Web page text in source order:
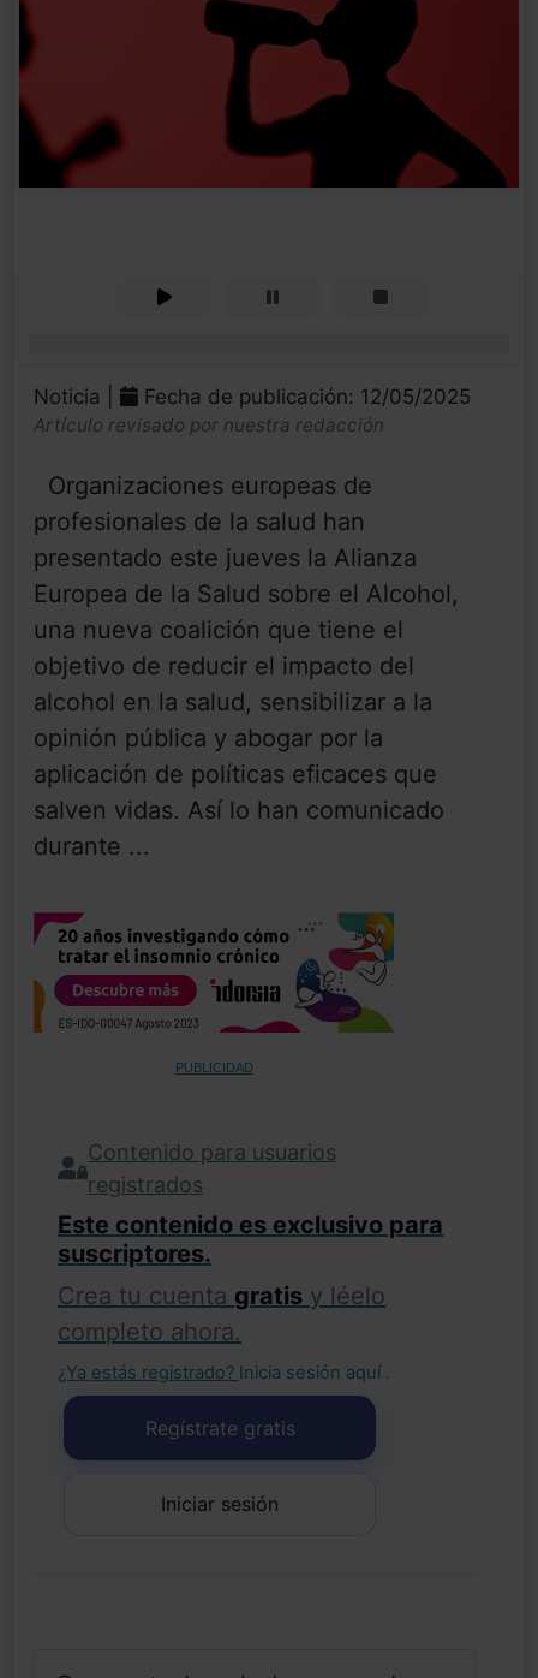
Noticia | Fecha de publicación: 12/05/2025
Artículo revisado por nuestra redacción
Organizaciones europeas de
profesionales de la salud han
presentado este jueves la Alianza
Europea de la Salud sobre el Alcohol,
una nueva coalición que tiene el
objetivo de reducir el impacto del
alcohol en la salud, sensibilizar a la
opinión pública y abogar por la
aplicación de políticas eficaces que
salven vidas. Así lo han comunicado
durante ...
PUBLICIDAD
Contenido para usuarios
registrados
Este contenido es exclusivo para
suscriptores.
Crea tu cuenta gratis y léelo
completo ahora.
¿Ya estás registrado? Inicia sesión aquí .
Regístrate gratis
Iniciar sesión